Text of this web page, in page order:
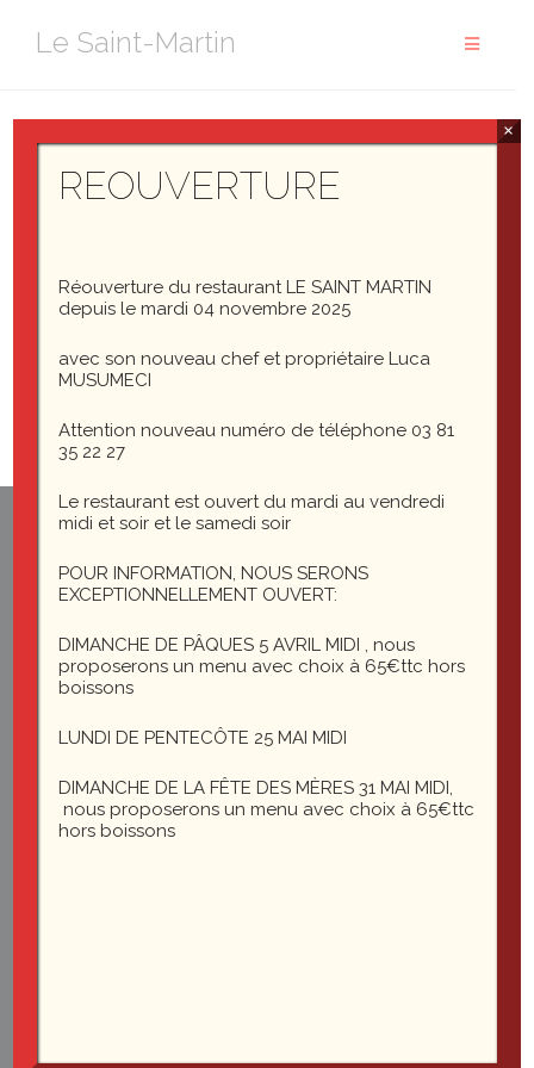
Le Saint-Martin
IMG_3663
IMG_3663
1 rue du général Leclerc
25200 Montbéliard
le-saint-martin@orange.fr
REOUVERTURE
Réouverture du restaurant LE SAINT MARTIN
depuis le mardi 04 novembre 2025
avec son nouveau chef et propriétaire Luca
MUSUMECI
Attention nouveau numéro de téléphone 03 81
35 22 27
Le restaurant est ouvert du mardi au vendredi
midi et soir et le samedi soir
POUR INFORMATION, NOUS SERONS
EXCEPTIONNELLEMENT OUVERT:
DIMANCHE DE PÂQUES 5 AVRIL MIDI , nous
proposerons un menu avec choix à 65€ttc hors
boissons
LUNDI DE PENTECÔTE 25 MAI MIDI
DIMANCHE DE LA FÊTE DES MÈRES 31 MAI MIDI,
nous proposerons un menu avec choix à 65€ttc
hors boissons
×